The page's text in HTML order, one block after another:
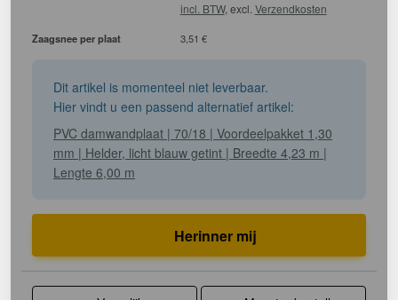
incl. BTW, excl. Verzendkosten
Zaagsnee per plaat 3,51 €
Dit artikel is momenteel niet leverbaar.
Hier vindt u een passend alternatief artikel:
PVC damwandplaat | 70/18 | Voordeelpakket 1,30
mm | Helder, licht blauw getint | Breedte 4,23 m |
Lengte 6,00 m
Herinner mij